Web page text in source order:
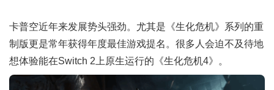
卡普空近年来发展势头强劲。尤其是《生化危机》系列的重
制版更是常年获得年度最佳游戏提名。很多人会迫不及待地
想体验能在Switch 2上原生运行的《生化危机4》。